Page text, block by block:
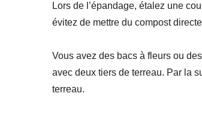
Lors de l’épandage, étalez une
évitez de mettre du compost
Vous avez des bacs à fleurs ou
avec deux tiers de terreau. Par la
terreau.